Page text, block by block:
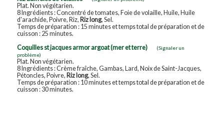
Plat. Non végétarien.
8 Ingrédients : Concentré de tomates, Foie de volaille, Huile, Huile
d'arachide, Poivre, Riz, Riz long, Sel.
Temps de préparation : 15 minutes et temps total de préparation et de
cuisson : 25 minutes.
Coquilles st jacques armor argoat (mer et terre)
(Signaler un
problème)
Plat. Non végétarien.
8 Ingrédients : Crème fraîche, Gambas, Lard, Noix de Saint-Jacques,
Pétoncles, Poivre, Riz long, Sel.
Temps de préparation : 10 minutes et temps total de préparation et de
cuisson : 30 minutes.